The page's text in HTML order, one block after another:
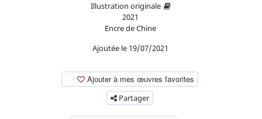
Illustration originale
2021
Encre de Chine
Ajoutée le 19/07/2021
Ajouter à mes œuvres favorites
Partager